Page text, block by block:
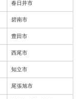
春日井市
碧南市
豊田市
西尾市
知立市
尾張旭市